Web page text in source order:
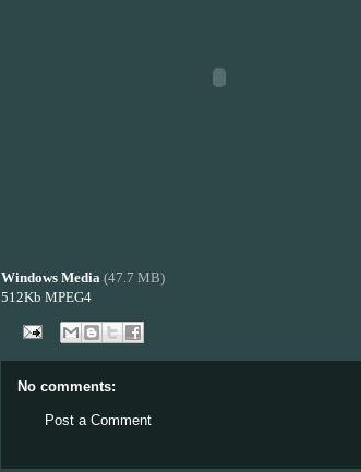
Windows Media (47.7 MB)
512Kb MPEG4
No comments:
Post a Comment